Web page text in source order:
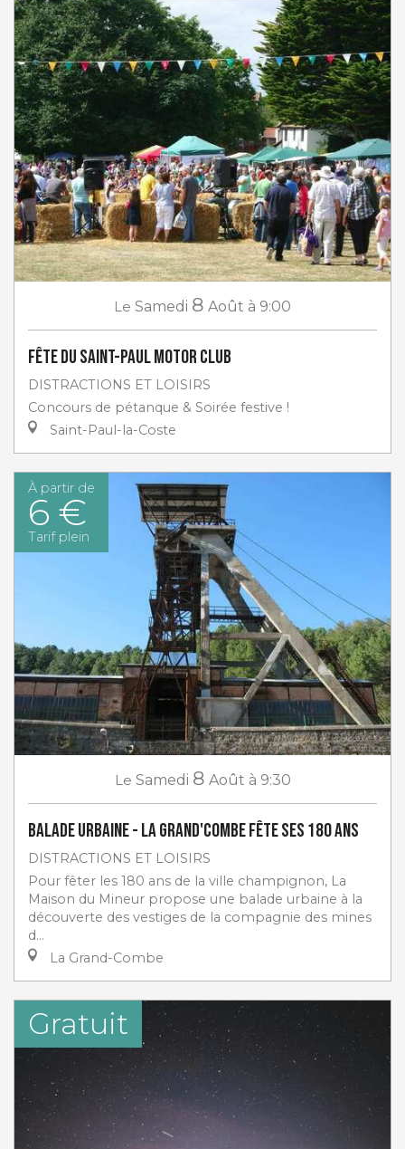
Le Samedi 8 Août à 9:00
Fête du Saint-Paul Motor club
DISTRACTIONS ET LOISIRS
Concours de pétanque & Soirée festive !
Saint-Paul-la-Coste
À partir de
6 €
Tarif plein
Le Samedi 8 Août à 9:30
Balade urbaine - La Grand'Combe fête ses 180 ans
DISTRACTIONS ET LOISIRS
Pour fêter les 180 ans de la ville champignon, La
Maison du Mineur propose une balade urbaine à la
découverte des vestiges de la compagnie des mines
d...
La Grand-Combe
Gratuit